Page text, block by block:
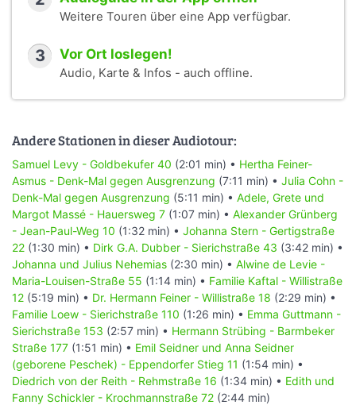
Weitere Touren über eine App verfügbar.
3 Vor Ort loslegen!
Audio, Karte & Infos - auch offline.
Andere Stationen in dieser Audiotour:
Samuel Levy - Goldbekufer 40 (2:01 min) • Hertha Feiner-
Asmus - Denk-Mal gegen Ausgrenzung (7:11 min) • Julia Cohn -
Denk-Mal gegen Ausgrenzung (5:11 min) • Adele, Grete und
Margot Massé - Hauersweg 7 (1:07 min) • Alexander Grünberg
- Jean-Paul-Weg 10 (1:32 min) • Johanna Stern - Gertigstraße
22 (1:30 min) • Dirk G.A. Dubber - Sierichstraße 43 (3:42 min) •
Johanna und Julius Nehemias (2:30 min) • Alwine de Levie -
Maria-Louisen-Straße 55 (1:14 min) • Familie Kaftal - Willistraße
12 (5:19 min) • Dr. Hermann Feiner - Willistraße 18 (2:29 min) •
Familie Loew - Sierichstraße 110 (1:26 min) • Emma Guttmann -
Sierichstraße 153 (2:57 min) • Hermann Strübing - Barmbeker
Straße 177 (1:51 min) • Emil Seidner und Anna Seidner
(geborene Peschek) - Eppendorfer Stieg 11 (1:54 min) •
Diedrich von der Reith - Rehmstraße 16 (1:34 min) • Edith und
Fanny Schickler - Krochmannstraße 72 (2:44 min)